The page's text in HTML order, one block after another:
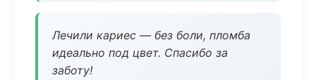
Лечили кариес — без боли, пломба
идеально под цвет. Спасибо за
заботу!